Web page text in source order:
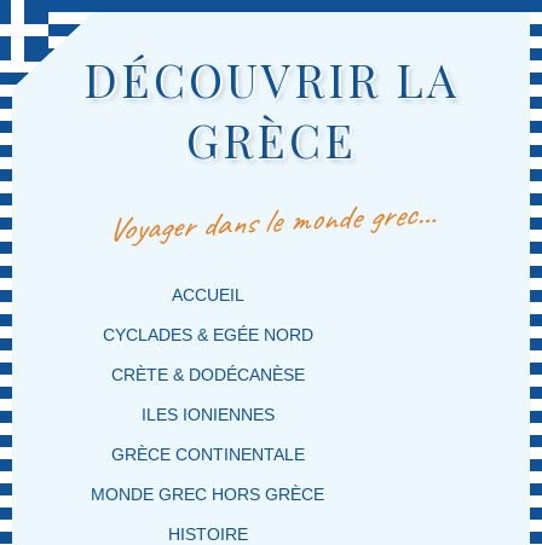
DÉCOUVRIR LA
GRÈCE
Voyager dans le monde grec…
MENU PRINCIPAL
MASQUER LA NAVIGATION PRINCIPALE
MASQUER LA NAVIGATION SECONDAIRE
ACCUEIL
CYCLADES & EGÉE NORD
CRÈTE & DODÉCANÈSE
ILES IONIENNES
GRÈCE CONTINENTALE
MONDE GREC HORS GRÈCE
HISTOIRE